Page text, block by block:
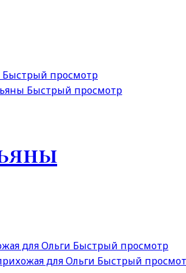
Быстрый просмотр
Быстрый просмотр
Быстрый просмотр
Быстрый